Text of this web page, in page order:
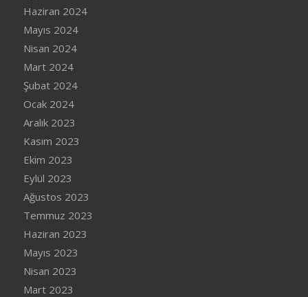
Haziran 2024
Mayıs 2024
Nisan 2024
Mart 2024
Şubat 2024
Ocak 2024
Aralık 2023
Kasım 2023
Ekim 2023
Eylül 2023
Ağustos 2023
Temmuz 2023
Haziran 2023
Mayıs 2023
Nisan 2023
Mart 2023